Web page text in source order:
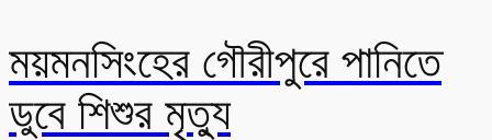
ময়মনসিংহের গৌরীপুরে পানিতে
ডুবে শিশুর মৃত্যু